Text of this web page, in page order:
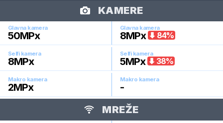
KAMERE
Glavna kamera
50MPx
Glavna kamera
8MPx 84%
Selfi kamera
8MPx
Selfi kamera
5MPx 38%
Makro kamera
2MPx
Makro kamera
-
MREŽE